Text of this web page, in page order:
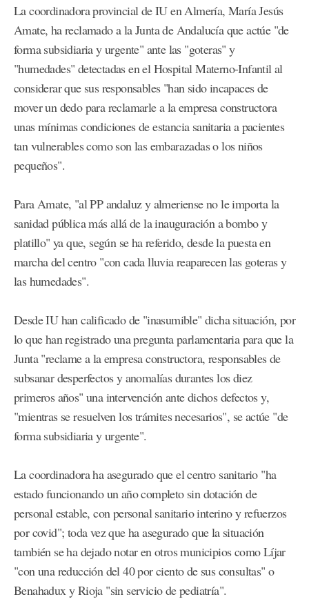
La coordinadora provincial de IU en Almería, María Jesús
Amate, ha reclamado a la Junta de Andalucía que actúe "de
forma subsidiaria y urgente" ante las "goteras" y
"humedades" detectadas en el Hospital Materno-Infantil al
considerar que sus responsables "han sido incapaces de
mover un dedo para reclamarle a la empresa constructora
unas mínimas condiciones de estancia sanitaria a pacientes
tan vulnerables como son las embarazadas o los niños
pequeños".
Para Amate, "al PP andaluz y almeriense no le importa la
sanidad pública más allá de la inauguración a bombo y
platillo" ya que, según se ha referido, desde la puesta en
marcha del centro "con cada lluvia reaparecen las goteras y
las humedades".
Desde IU han calificado de "inasumible" dicha situación, por
lo que han registrado una pregunta parlamentaria para que la
Junta "reclame a la empresa constructora, responsables de
subsanar desperfectos y anomalías durantes los diez
primeros años" una intervención ante dichos defectos y,
"mientras se resuelven los trámites necesarios", se actúe "de
forma subsidiaria y urgente".
La coordinadora ha asegurado que el centro sanitario "ha
estado funcionando un año completo sin dotación de
personal estable, con personal sanitario interino y refuerzos
por covid"; toda vez que ha asegurado que la situación
también se ha dejado notar en otros municipios como Líjar
"con una reducción del 40 por ciento de sus consultas" o
Benahadux y Rioja "sin servicio de pediatría".